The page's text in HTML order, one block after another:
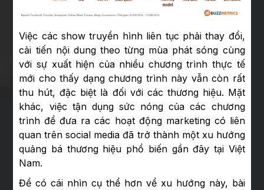
Việc các show truyền hình liên tục phải thay đổi,
cải tiến nội dung theo từng mùa phát sóng cùng
với sự xuất hiện của nhiều chương trình thực tế
mới cho thấy dạng chương trình này vẫn còn rất
thu hút, đặc biệt là đối với các thương hiệu. Mặt
khác, việc tận dụng sức nóng của các chương
trình để đưa ra các hoạt động marketing có liên
quan trên social media đã trở thành một xu hướng
quảng bá thương hiệu phổ biến gần đây tại Việt
Nam.
Để có cái nhìn cụ thể hơn vể xu hướng này, bài